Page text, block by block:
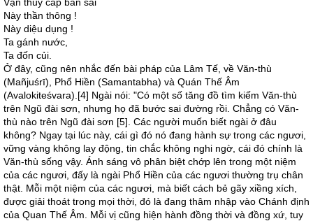
Này thần thông !
Này diệu dụng !
Ta gánh nước,
Ta đốn củi.
Ở đây, cũng nên nhắc đến bài pháp của Lâm Tế, về Văn-thù
(Mañjuśrī), Phổ Hiền (Samantabha) và Quán Thế Âm
(Avalokiteśvara).[4] Ngài nói: "Có một số tăng đồ tìm kiếm Văn-thù
trên Ngũ đài sơn, nhưng họ đã bước sai đường rồi. Chẳng có Văn-
thù nào trên Ngũ đài sơn [5]. Các người muốn biết ngài ở đâu
không? Ngay tại lúc này, cái gì đó nó đang hành sự trong các ngươi,
vững vàng không lay động, tin chắc không nghi ngờ, cái đó chính là
Văn-thù sống vậy. Ánh sáng vô phân biệt chớp lên trong một niệm
của các ngươi, đấy là ngài Phổ Hiền của các ngươi thường trụ chân
thật. Mỗi một niệm của các ngươi, mà biết cách bẻ gãy xiềng xích,
được giải thoát trong mọi thời, đó là đang thâm nhập vào Chánh định
của Quan Thế Âm. Mỗi vị cũng hiện hành đồng thời và đồng xứ, tuy